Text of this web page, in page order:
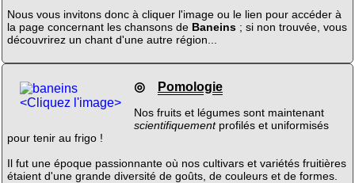
Nous vous invitons donc à cliquer l'image ou le lien pour accéder à
la page concernant les chansons de Baneins; si non trouvée, vous
découvrirez un chant d'une autre région...
<Cliquez l'image>
◎ Pomologie
Nos fruits et légumes sont maintenant
scientifiquementprofilés et uniformisés
pour tenir au frigo !
Il fut une époque passionnante où nos cultivars et variétés fruitières
étaient d'une grande diversité de goûts, de couleurs et de formes.